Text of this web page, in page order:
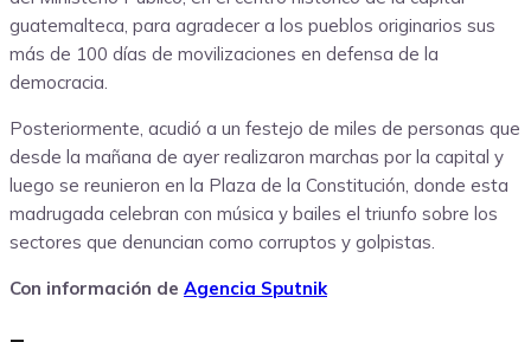
guatemalteca, para agradecer a los pueblos originarios sus
más de 100 días de movilizaciones en defensa de la
democracia.
Posteriormente, acudió a un festejo de miles de personas que
desde la mañana de ayer realizaron marchas por la capital y
luego se reunieron en la Plaza de la Constitución, donde esta
madrugada celebran con música y bailes el triunfo sobre los
sectores que denuncian como corruptos y golpistas.
Con información de Agencia Sputnik